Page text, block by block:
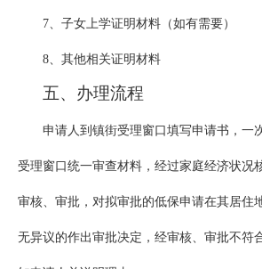
7、子女上学证明材料（如有需要）
8、其他相关证明材料
五、办理流程
申请人到镇街受理窗口填写申请书，一
受理窗口统一审查材料，经过家庭经济状况
审核、审批，对拟审批的低保申请在其居住
无异议的作出审批决定，经审核、审批不符